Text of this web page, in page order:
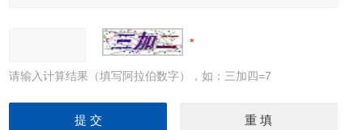
请输入计算结果（填写阿拉伯数字），如：三加四=7